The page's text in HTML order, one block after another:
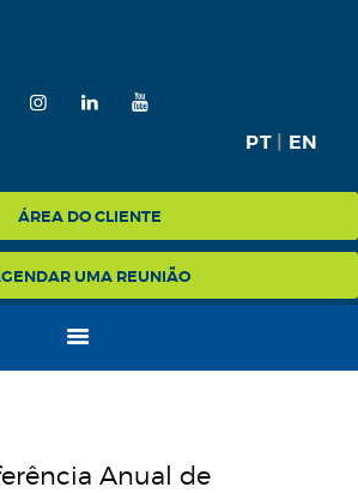
PT| EN
ÁREA DO CLIENTE
UMA REUNIÃO
Anual de